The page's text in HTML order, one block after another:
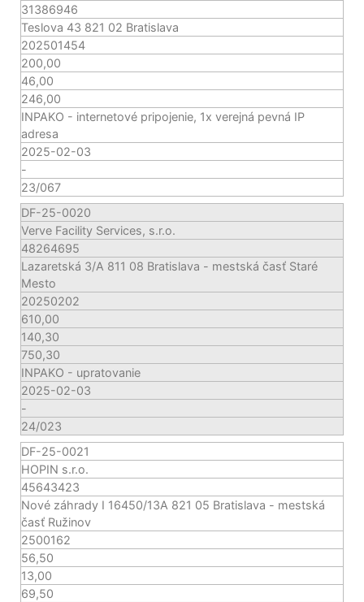
31386946
Teslova 43 821 02 Bratislava
202501454
200,00
46,00
246,00
INPAKO - internetové pripojenie, 1x verejná pevná IP
adresa
2025-02-03
-
23/067
DF-25-0020
Verve Facility Services, s.r.o.
48264695
Lazaretská 3/A 811 08 Bratislava - mestská časť Staré
Mesto
20250202
610,00
140,30
750,30
INPAKO - upratovanie
2025-02-03
-
24/023
DF-25-0021
HOPIN s.r.o.
45643423
Nové záhrady I 16450/13A 821 05 Bratislava - mestská
časť Ružinov
2500162
56,50
13,00
69,50